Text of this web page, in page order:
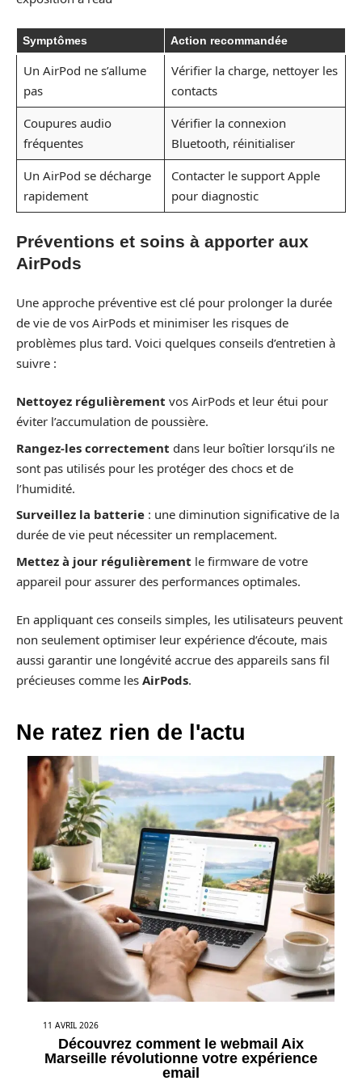
Symptômes Action recommandée
Un AirPod ne s’allume
pas
Vérifier la charge, nettoyer les
contacts
Coupures audio
fréquentes
Vérifier la connexion
Bluetooth, réinitialiser
Un AirPod se décharge
rapidement
Contacter le support Apple
pour diagnostic
Préventions et soins à apporter aux
AirPods
Une approche préventive est clé pour prolonger la durée
de vie de vos AirPods et minimiser les risques de
problèmes plus tard. Voici quelques conseils d’entretien à
suivre :
Nettoyez régulièrement vos AirPods et leur étui pour
éviter l’accumulation de poussière.
Rangez-les correctement dans leur boîtier lorsqu’ils ne
sont pas utilisés pour les protéger des chocs et de
l’humidité.
Surveillez la batterie : une diminution significative de la
durée de vie peut nécessiter un remplacement.
Mettez à jour régulièrement le firmware de votre
appareil pour assurer des performances optimales.
En appliquant ces conseils simples, les utilisateurs peuvent
non seulement optimiser leur expérience d’écoute, mais
aussi garantir une longévité accrue des appareils sans fil
précieuses comme les AirPods.
Ne ratez rien de l'actu
11 AVRIL 2026
Découvrez comment le webmail Aix
Marseille révolutionne votre expérience
email